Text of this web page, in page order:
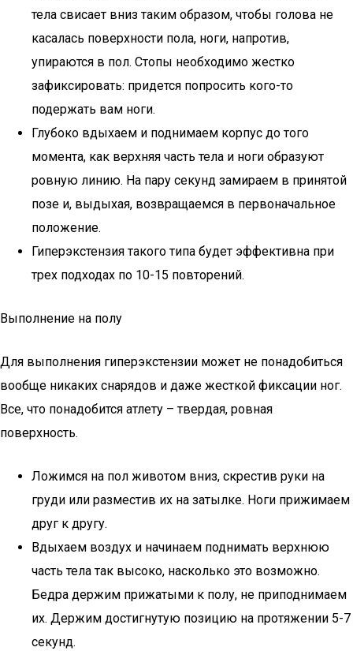
тела свисает вниз таким образом, чтобы голова не
касалась поверхности пола, ноги, напротив,
упираются в пол. Стопы необходимо жестко
зафиксировать: придется попросить кого-то
подержать вам ноги.
Глубоко вдыхаем и поднимаем корпус до того
момента, как верхняя часть тела и ноги образуют
ровную линию. На пару секунд замираем в принятой
позе и, выдыхая, возвращаемся в первоначальное
положение.
Гиперэкстензия такого типа будет эффективна при
трех подходах по 10-15 повторений.
Выполнение на полу
Для выполнения гиперэкстензии может не понадобиться
вообще никаких снарядов и даже жесткой фиксации ног.
Все, что понадобится атлету – твердая, ровная
поверхность.
Ложимся на пол животом вниз, скрестив руки на
груди или разместив их на затылке. Ноги прижимаем
друг к другу.
Вдыхаем воздух и начинаем поднимать верхнюю
часть тела так высоко, насколько это возможно.
Бедра держим прижатыми к полу, не приподнимаем
их. Держим достигнутую позицию на протяжении 5-7
секунд.